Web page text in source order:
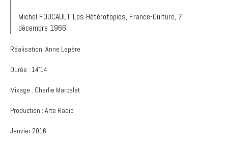
Michel FOUCAULT, Les Hétérotopies, France-Culture, 7
décembre 1966.
Réalisation: Anne Lepère
Durée : 14'14
Mixage : Charlie Marcelet
Production : Arte Radio
Janvier 2016